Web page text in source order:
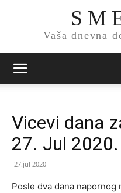
S M
Vaša dnevna
Vicevi dana
27. Jul
27.jul 2020
Posle dva dana